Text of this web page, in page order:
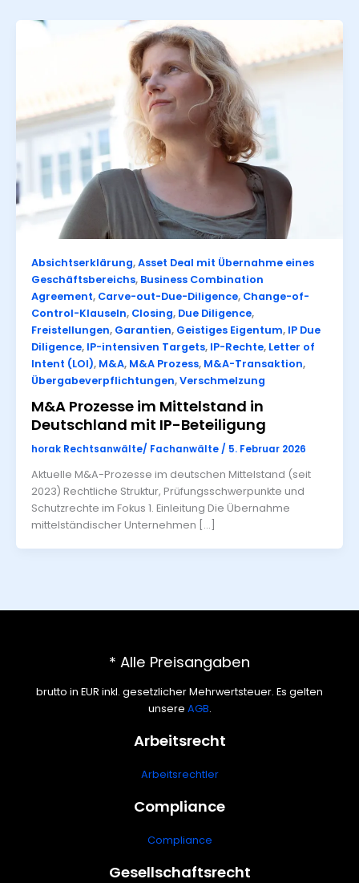
Absichtserklärung,Asset Deal mit Übernahme eines
Geschäftsbereichs, Business Combination
Agreement, Carve-out-Due-Diligence, Change-of-
Control-Klauseln, Closing, Due Diligence,
Freistellungen, Garantien, Geistiges Eigentum, IP Due
Diligence, IP-intensiven Targets, IP-Rechte, Letter of
Intent (LOI), M&A, M&A Prozess, M&A-Transaktion,
Übergabeverpflichtungen,Verschmelzung
M&A Prozesse im Mittelstand in
Deutschland mit IP-Beteiligung
horak Rechtsanwälte/ Fachanwälte / 5. Februar 2026
Aktuelle M&A-Prozesse im deutschen Mittelstand (seit
2023) Rechtliche Struktur, Prüfungsschwerpunkte und
Schutzrechte im Fokus 1. Einleitung Die Übernahme
mittelständischer Unternehmen […]
* Alle Preisangaben
brutto in EUR inkl. gesetzlicher Mehrwertsteuer. Es gelten
unsere AGB.
Arbeitsrecht
Arbeitsrechtler
Compliance
Compliance
Gesellschaftsrecht